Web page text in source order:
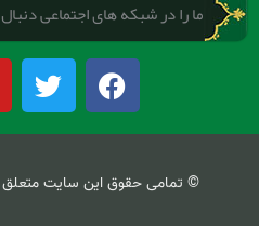
ما را در شبکه های اجتماعی
F
a
c
e
b
o
T
w
i
t
t
e© تمامی حقوق این سایت